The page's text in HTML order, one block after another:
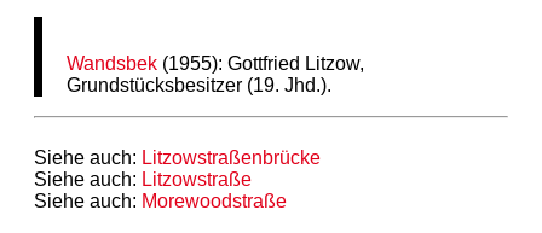
Wandsbek (1955): Gottfried Litzow,
Grundstücksbesitzer (19. Jhd.).
Siehe auch: Litzowstraßenbrücke
Siehe auch: Litzowstraße
Siehe auch: Morewoodstraße